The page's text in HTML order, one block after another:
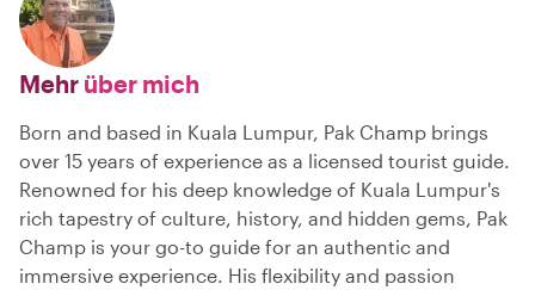
Mehr über mich
Born and based in Kuala Lumpur, Pak Champ brings
over 15 years of experience as a licensed tourist guide.
Renowned for his deep knowledge of Kuala Lumpur's
rich tapestry of culture, history, and hidden gems, Pak
Champ is your go-to guide for an authentic and
immersive experience. His flexibility and passion